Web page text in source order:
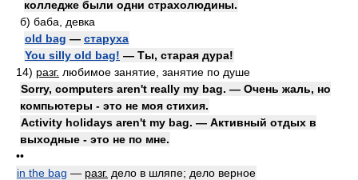
колледже были одни страхолюдины.
б) баба, девка
old bag — старуха
You silly old bag! — Ты, старая дура!
14) разг. любимое занятие, занятие по душе
Sorry, computers aren't really my bag. — Очень жаль, но
компьютеры - это не моя стихия.
Activity holidays aren't my bag. — Активный отдых в
выходные - это не по мне.
••
in the bag — разг. дело в шляпе; дело верное